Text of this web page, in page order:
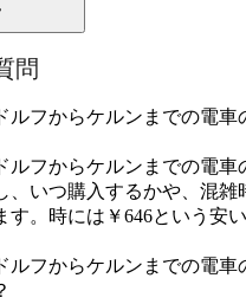
問
ルフからケルンまでの電車
ルフからケルンまでの電車
、いつ購入するかや、混雑
す。時には￥646という安
ルフからケルンまでの電車